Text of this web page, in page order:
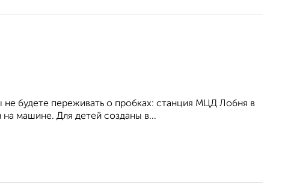
будете переживать о пробках: станция МЦД Лобня в
машине. Для детей созданы в...